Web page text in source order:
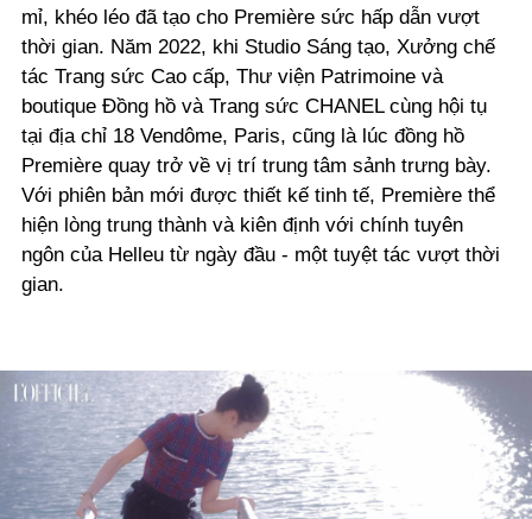
mỉ, khéo léo đã tạo cho Première sức hấp dẫn vượt
thời gian. Năm 2022, khi Studio Sáng tạo, Xưởng chế
tác Trang sức Cao cấp, Thư viện Patrimoine và
boutique Đồng hồ và Trang sức CHANEL cùng hội tụ
tại địa chỉ 18 Vendôme, Paris, cũng là lúc đồng hồ
Première quay trở về vị trí trung tâm sảnh trưng bày.
Với phiên bản mới được thiết kế tinh tế, Première thể
hiện lòng trung thành và kiên định với chính tuyên
ngôn của Helleu từ ngày đầu - một tuyệt tác vượt thời
gian.